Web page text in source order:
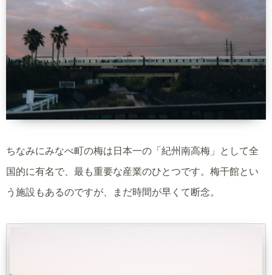
ちなみにみなべ町の梅は日本一の「紀州南高梅」として全
国的に有名で、最も重要な産業のひとつです。梅干館とい
う施設もあるのですが、まだ時間が早くて断念。